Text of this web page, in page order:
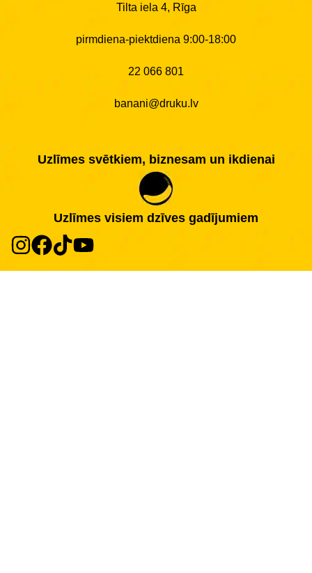
Tilta iela 4, Rīga
pirmdiena-piektdiena 9:00-18:00
22 066 801
banani@druku.lv
Uzlīmes svētkiem, biznesam un ikdienai
Uzlīmes visiem dzīves gadījumiem